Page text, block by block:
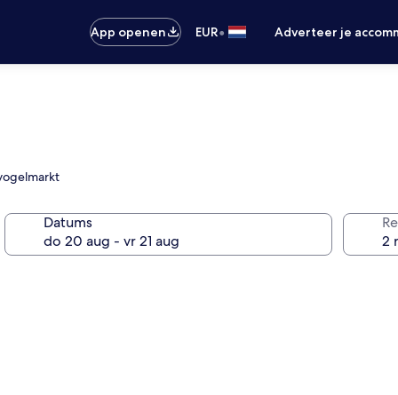
App openen
EUR• Adverteer je
Datums